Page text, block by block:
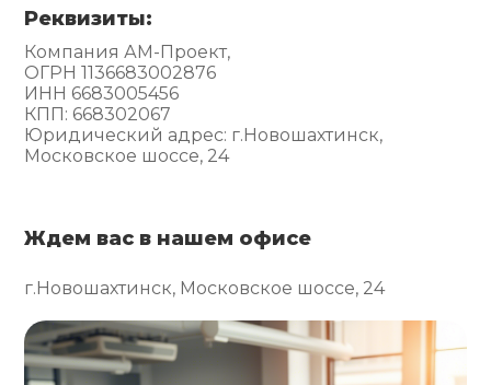
Реквизиты:
Компания АМ-Проект,
ОГРН 1136683002876
ИНН 6683005456
КПП: 668302067
Юридический адрес: г.Новошахтинск,
Московское шоссе, 24
Ждем вас в нашем офисе
г.Новошахтинск, Московское шоссе, 24